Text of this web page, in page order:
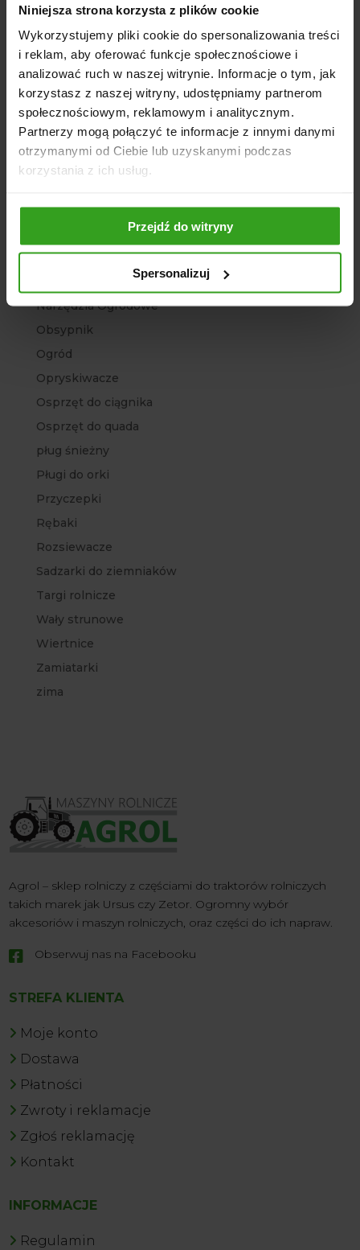
Niniejsza strona korzysta z plików cookie
Wykorzystujemy pliki cookie do spersonalizowania treści
i reklam, aby oferować funkcje społecznościowe i
analizować ruch w naszej witrynie. Informacje o tym, jak
korzystasz z naszej witryny, udostępniamy partnerom
społecznościowym, reklamowym i analitycznym.
Partnerzy mogą połączyć te informacje z innymi danymi
otrzymanymi od Ciebie lub uzyskanymi podczas
korzystania z ich usług.
Przejdź do witryny
Spersonalizuj
Kategorie
Agregat
Agro Sklep
Architektura ogrodowa
Bez kategorii
Brony polowe
Chwastowniki
Kopaczki ciągnikowe
Ładowacze
Maszyny rolnicze
Narzędzia Ogrodowe
Obsypnik
Ogród
Opryskiwacze
Osprzęt do ciągnika
Osprzęt do quada
pług śnieżny
Pługi do orki
Przyczepki
Rębaki
Rozsiewacze
Sadzarki do ziemniaków
Targi rolnicze
Wały strunowe
Wiertnice
Zamiatarki
zima
Agrol – sklep rolniczy z częściami do traktorów rolniczych
takich marek jak Ursus czy Zetor. Ogromny wybór
akcesoriów i maszyn rolniczych, oraz części do ich napraw.
 Obserwuj nas na Facebooku
STREFA KLIENTA
Moje konto
Dostawa
Płatności
Zwroty i reklamacje
Zgłoś reklamację
Kontakt
INFORMACJE
Regulamin